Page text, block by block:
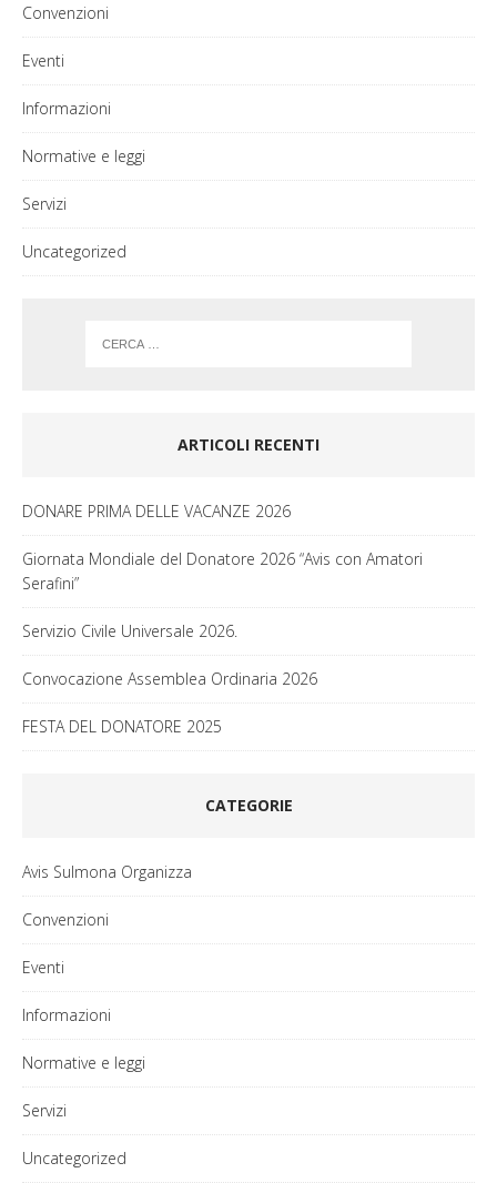
Convenzioni
Eventi
Informazioni
Normative e leggi
Servizi
Uncategorized
ARTICOLI RECENTI
DONARE PRIMA DELLE VACANZE 2026
Giornata Mondiale del Donatore 2026 “Avis con Amatori
Serafini”
Servizio Civile Universale 2026.
Convocazione Assemblea Ordinaria 2026
FESTA DEL DONATORE 2025
CATEGORIE
Avis Sulmona Organizza
Convenzioni
Eventi
Informazioni
Normative e leggi
Servizi
Uncategorized